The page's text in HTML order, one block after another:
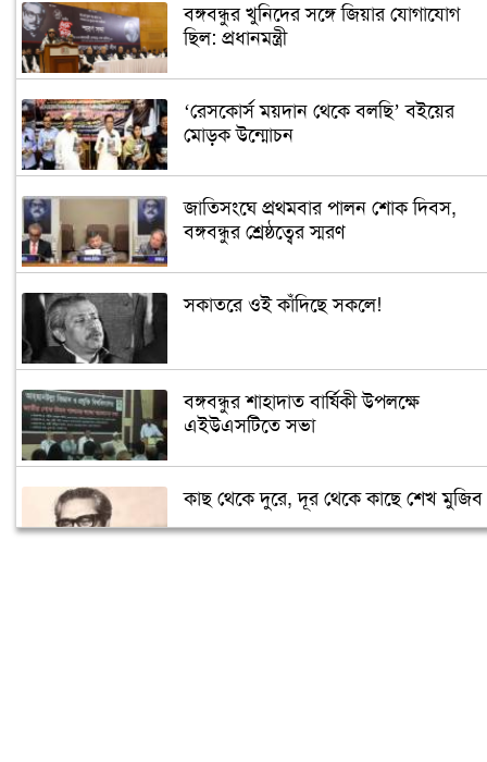
বঙ্গবন্ধুর খুনিদের সঙ্গে জিয়ার যোগাযোগ
ছিল: প্রধানমন্ত্রী
‘রেসকোর্স ময়দান থেকে বলছি’ বইয়ের
মোড়ক উন্মোচন
জাতিসংঘে প্রথমবার পালন শোক দিবস,
বঙ্গবন্ধুর শ্রেষ্ঠত্বের স্মরণ
সকাতরে ওই কাঁদিছে সকলে!
বঙ্গবন্ধুর শাহাদাত বার্ষিকী উপলক্ষে
এইউএসটিতে সভা
কাছ থেকে দুরে, দূর থেকে কাছে শেখ মুজিব